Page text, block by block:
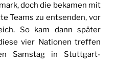
doch die bekamen mit
Teams zu entsenden, vor
So kam dann später
vier Nationen treffen
Samstag in Stuttgart-